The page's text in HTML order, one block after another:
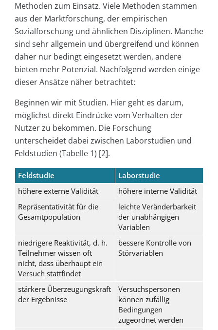
Methoden zum Einsatz. Viele Methoden stammen
aus der Marktforschung, der empirischen
Sozialforschung und ähnlichen Disziplinen. Manche
sind sehr allgemein und übergreifend und können
daher nur bedingt eingesetzt werden, andere
bieten mehr Potenzial. Nachfolgend werden einige
dieser Ansätze näher betrachtet:
Beginnen wir mit Studien. Hier geht es darum,
möglichst direkt Eindrücke vom Verhalten der
Nutzer zu bekommen. Die Forschung
unterscheidet dabei zwischen Laborstudien und
Feldstudien (Tabelle 1) [2].
Feldstudie
Laborstudie
höhere externe Validität
höhere interne Validität
Repräsentativität für die
Gesamtpopulation
leichte Veränderbarkeit
der unabhängigen
Variablen
niedrigere Reaktivität, d. h.
Teilnehmer wissen oft
nicht, dass überhaupt ein
Versuch stattfindet
bessere Kontrolle von
Störvariablen
stärkere Überzeugungskraft
der Ergebnisse
Versuchspersonen
können zufällig
Bedingungen
zugeordnet werden